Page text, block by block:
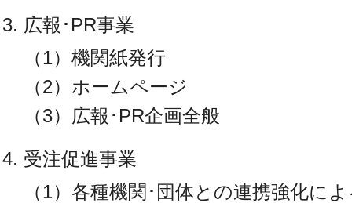
広報･PR事業
（1）機関紙発行
（2）ホームページ
（3）広報･PR企画全般
受注促進事業
（1）各種機関･団体との連携強化に